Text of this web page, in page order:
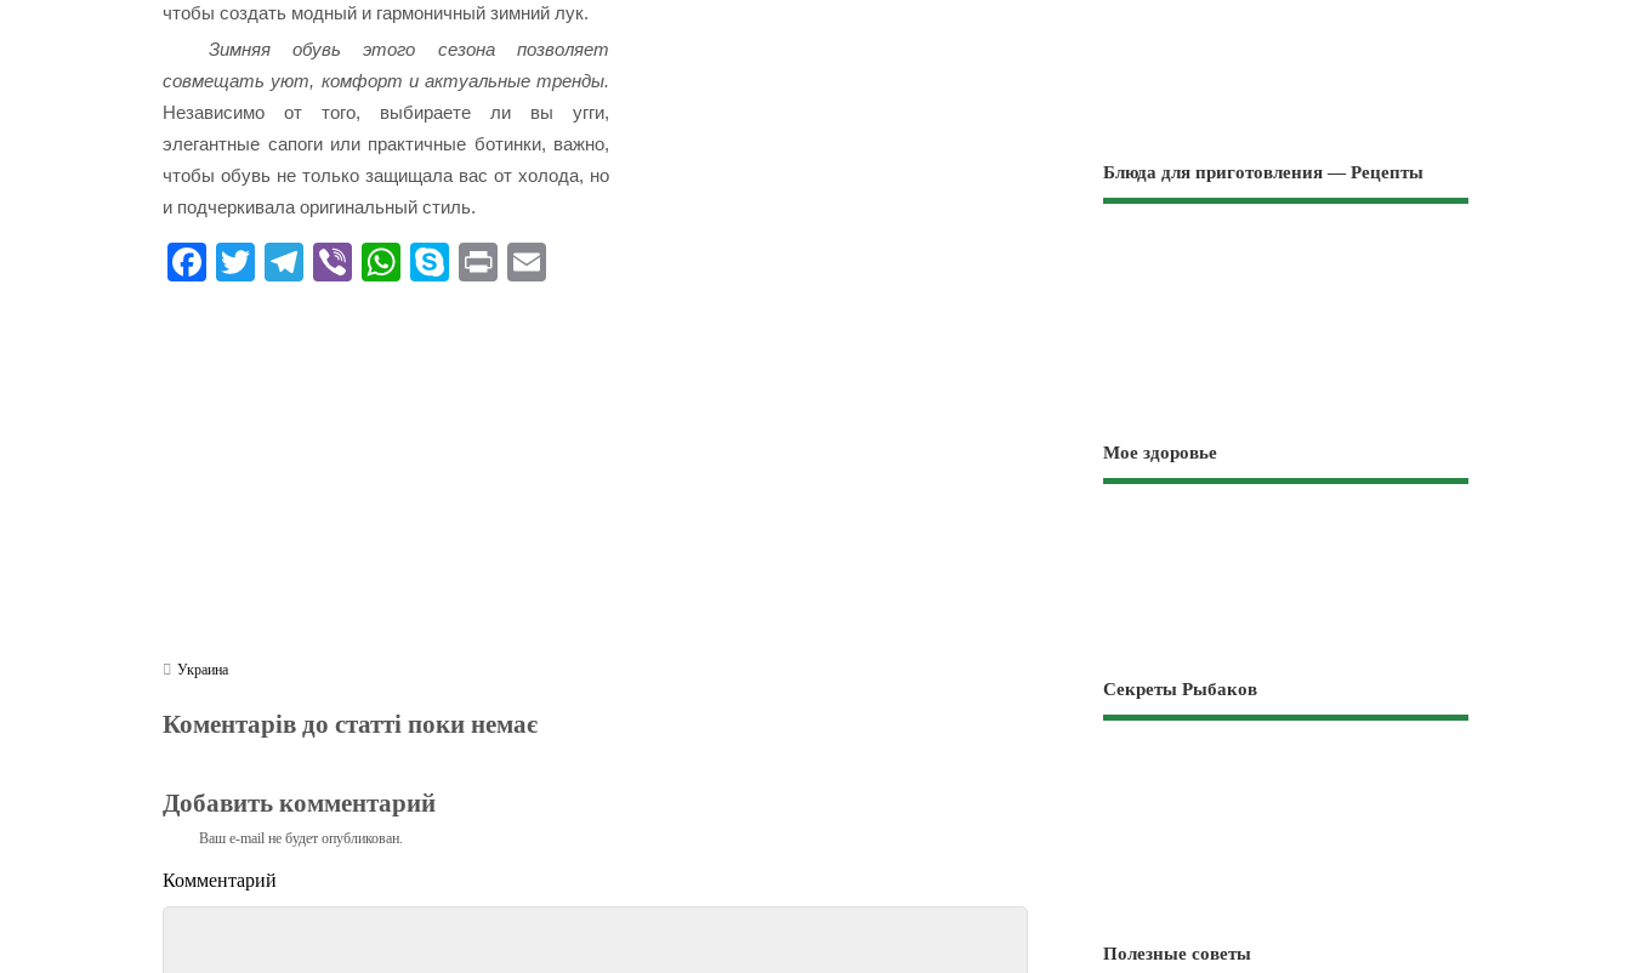
чтобы создать модный и гармоничный зимний лук.
Зимняя обувь этого сезона позволяет
совмещать уют, комфорт и актуальные тренды.
Независимо от того, выбираете ли вы угги,
элегантные сапоги или практичные ботинки, важно,
чтобы обувь не только защищала вас от холода, но
и подчеркивала оригинальный стиль.
Fa T
Te Vi
W
S
Pr
Украина
Коментарів до статті поки немає
Добавить комментарий
Ваш e-mail не будет опубликован.
Комментарий
Блюда для приготовления — Рецепты
Мое здоровье
Секреты Рыбаков
Полезные советы